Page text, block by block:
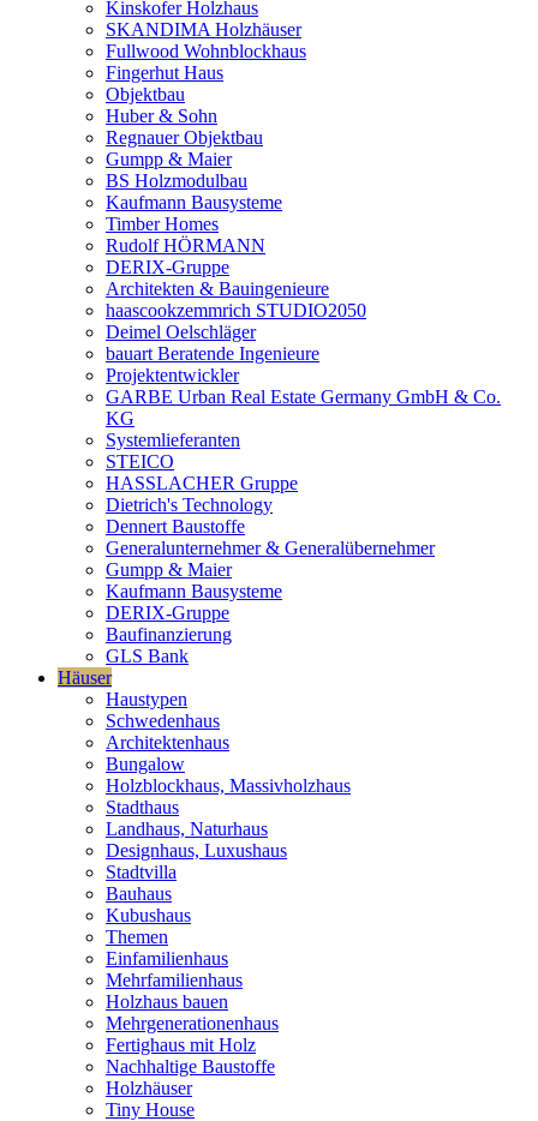
Kinskofer Holzhaus
SKANDIMA Holzhäuser
Fullwood Wohnblockhaus
Fingerhut Haus
Objektbau
Huber & Sohn
Regnauer Objektbau
Gumpp & Maier
BS Holzmodulbau
Kaufmann Bausysteme
Timber Homes
Rudolf HÖRMANN
DERIX-Gruppe
Architekten & Bauingenieure
haascookzemmrich STUDIO2050
Deimel Oelschläger
bauart Beratende Ingenieure
Projektentwickler
GARBE Urban Real Estate Germany GmbH & Co.
KG
Systemlieferanten
STEICO
HASSLACHER Gruppe
Dietrich's Technology
Dennert Baustoffe
Generalunternehmer & Generalübernehmer
Gumpp & Maier
Kaufmann Bausysteme
DERIX-Gruppe
Baufinanzierung
GLS Bank
Häuser
Haustypen
Schwedenhaus
Architektenhaus
Bungalow
Holzblockhaus, Massivholzhaus
Stadthaus
Landhaus, Naturhaus
Designhaus, Luxushaus
Stadtvilla
Bauhaus
Kubushaus
Themen
Einfamilienhaus
Mehrfamilienhaus
Holzhaus bauen
Mehrgenerationenhaus
Fertighaus mit Holz
Nachhaltige Baustoffe
Holzhäuser
Tiny House